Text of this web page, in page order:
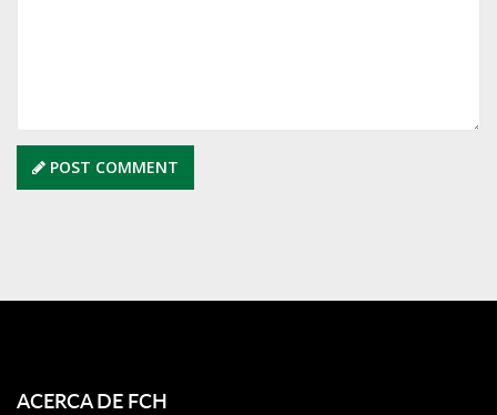
POST COMMENT
ACERCA DE FCH